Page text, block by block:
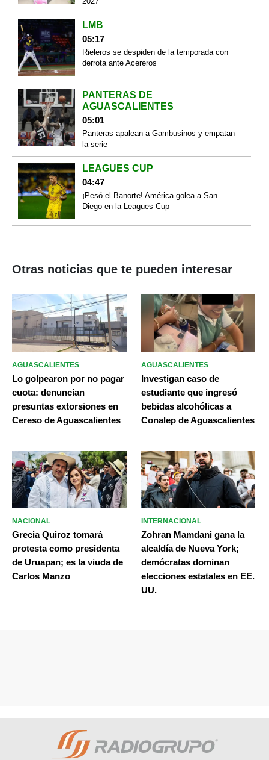
LMB
05:17
Rieleros se despiden de la temporada con
derrota ante Acereros
PANTERAS DE
AGUASCALIENTES
05:01
Panteras apalean a Gambusinos y empatan
la serie
LEAGUES CUP
04:47
¡Pesó el Banorte! América golea a San
Diego en la Leagues Cup
Otras noticias que te pueden interesar
AGUASCALIENTES
Lo golpearon por no pagar
cuota: denuncian
presuntas extorsiones en
Cereso de Aguascalientes
AGUASCALIENTES
Investigan caso de
estudiante que ingresó
bebidas alcohólicas a
Conalep de Aguascalientes
NACIONAL
Grecia Quiroz tomará
protesta como presidenta
de Uruapan; es la viuda de
Carlos Manzo
INTERNACIONAL
Zohran Mamdani gana la
alcaldía de Nueva York;
demócratas dominan
elecciones estatales en EE.
UU.